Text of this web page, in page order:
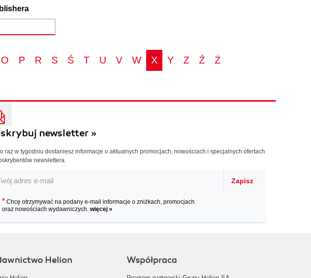
O P R S Ś T U V W X Y Z Ź Ż
newsletter »
raz w tygodniu dostaniesz informacje o aktualnych promocjach, nowościach i specjalnych ofertach
newslettera.
Zapisz
* Chcę otrzymywać na podany e-mail informacje o zniżkach, promocjach
oraz nowościach wydawniczych. więcej »
Helion Współpraca